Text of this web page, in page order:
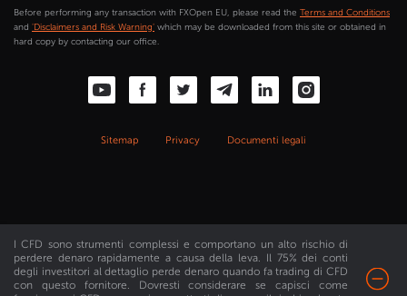
Before performing any transaction with FXOpen EU, please read the Terms and Conditions
and 'Disclaimers and Risk Warning' which may be downloaded from this site or obtained in
hard copy by contacting our office.
Sitemap Privacy Documenti legali
I CFD sono strumenti complessi e comportano un alto rischio di
perdere denaro rapidamente a causa della leva. Il 75% dei conti
degli investitori al dettaglio perde denaro quando fa trading di CFD
con questo fornitore. Dovresti considerare se capisci come